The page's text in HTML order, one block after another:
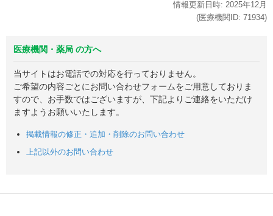
情報更新日時: 2025年12月
(医療機関ID: 71934)
医療機関・薬局 の方へ
当サイトはお電話での対応を行っておりません。
ご希望の内容ごとにお問い合わせフォームをご用意しておりま
すので、お手数ではございますが、下記よりご連絡をいただけ
ますようお願いいたします。
掲載情報の修正・追加・削除のお問い合わせ
上記以外のお問い合わせ